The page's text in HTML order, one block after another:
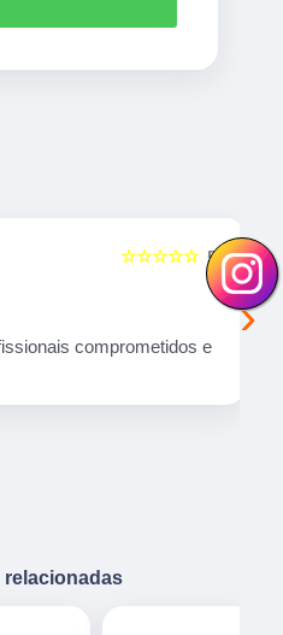
5
☆☆☆☆☆
comprometidos e
›
relacionadas